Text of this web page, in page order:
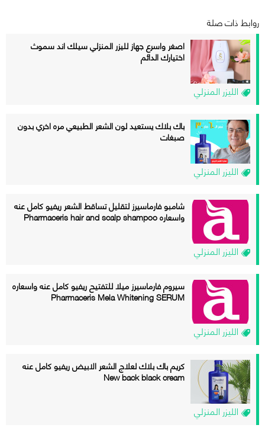
روابط ذات صلة
الليزر المنزلي
اصغر واسرع جهاز لليزر المنزلي سيلك اند سموث
اختيارك الدائم
الليزر المنزلي
باك بلاك يستعيد لون الشعر الطبيعي مره اخري بدون
صبغات
الليزر المنزلي
شامبو فارماسيرز لتقليل تساقط الشعر ريفيو كامل عنه
واسعاره Pharmaceris hair and scalp shampoo
الليزر المنزلي
سيروم فارماسيرز ميلا للتفتيح ريفيو كامل عنه واسعاره
Pharmaceris Mela Whitening SERUM
الليزر المنزلي
كريم باك بلاك لعلاج الشعر الابيض ريفيو كامل عنه
New back black cream